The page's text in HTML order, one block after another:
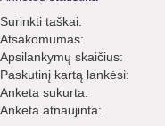
Surinkti taškai:
Atsakomumas:
Apsilankymų skaičius:
Paskutinį kartą lankėsi:
Anketa sukurta:
Anketa atnaujinta: